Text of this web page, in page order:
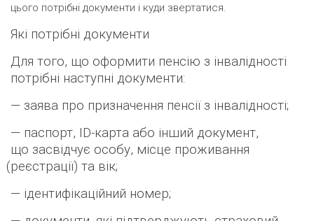
цього потрібні документи і куди звертатися.
Які потрібні документи
Для того, що оформити пенсію з інвалідності
потрібні наступні документи:
— заява про призначення пенсії з інвалідності;
— паспорт, ID-карта або інший документ,
що засвідчує особу, місце проживання
(реєстрації) та вік;
— ідентифікаційний номер;